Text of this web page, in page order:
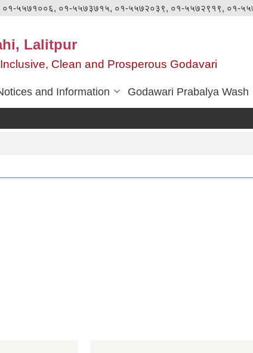
५५७१००६, ०१-५५७३७१५, ०१-५५७२०३९, ०१-५५७२९१९, ०१-
Lalitpur
Clean and Prosperous Godavari
and Information Godawari Prabalya Wash